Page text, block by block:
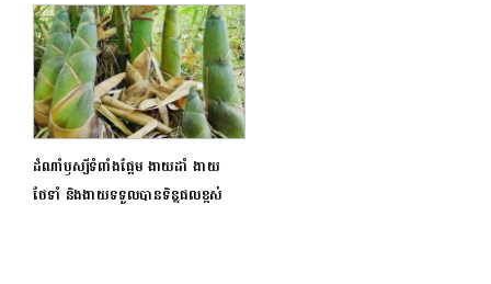
ដំណាំឫស្សីទំពាំងផ្អែម ងាយដាំ ងាយ
ថែទាំ និងងាយទទួលបានទិន្នផលខ្ពស់